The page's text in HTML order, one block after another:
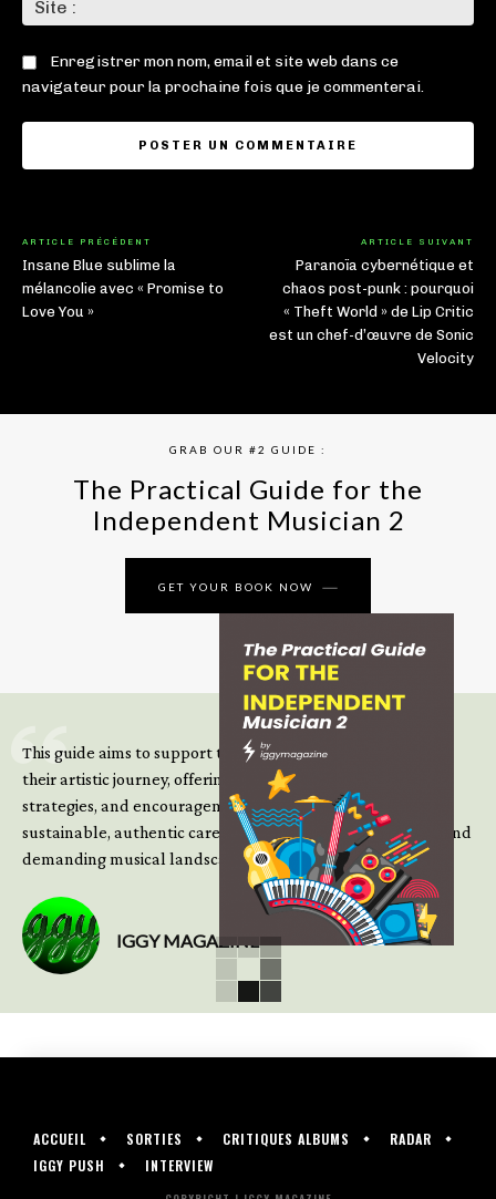
:
Enregistrer mon nom, email et site web dans ce
navigateur pour la prochaine fois que je commenterai.
ARTICLE PRÉCÉDENT
Insane Blue sublime la
mélancolie avec « Promise to
Love You »
ARTICLE SUIVANT
Paranoïa cybernétique et
chaos post-punk : pourquoi
« Theft World » de Lip Critic
est un chef-d’œuvre de Sonic
Velocity
GRAB OUR #2 GUIDE :
The Practical Guide for the
Independent Musician 2
GET YOUR BOOK NOW
This guide aims to support those climbing the next steps of
their artistic journey, offering practical insight, updated
strategies, and encouragement to continue building
sustainable, authentic careers in an increasingly complex and
demanding musical landscape.
IGGY MAGAZINE
ACCUEIL SORTIES CRITIQUES ALBUMS
RADAR
IGGY PUSH
INTERVIEW